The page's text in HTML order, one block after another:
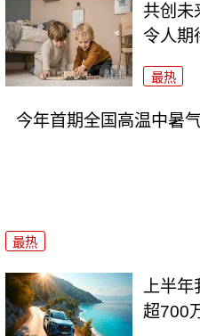
共创未
令人期
最热
今年首期全国高温中暑
最热
上半
超700